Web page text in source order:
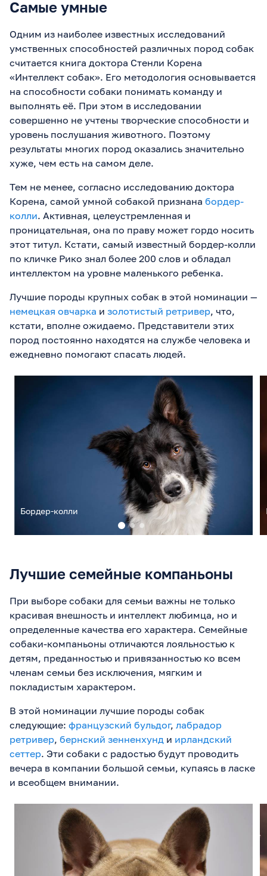
Самые умные
Одним из наиболее известных исследований
умственных способностей различных пород собак
считается книга доктора Стенли Корена
«Интеллект собак». Его методология основывается
на способности собаки понимать команду и
выполнять её. При этом в исследовании
совершенно не учтены творческие способности и
уровень послушания животного. Поэтому
результаты многих пород оказались значительно
хуже, чем есть на самом деле.
Тем не менее, согласно исследованию доктора
Корена, самой умной собакой признана бордер-
колли. Активная, целеустремленная и
проницательная, она по праву может гордо носить
этот титул. Кстати, самый известный бордер-колли
по кличке Рико знал более 200 слов и обладал
интеллектом на уровне маленького ребенка.
Лучшие породы крупных собак в этой номинации —
немецкая овчарка и золотистый ретривер, что,
кстати, вполне ожидаемо. Представители этих
пород постоянно находятся на службе человека и
ежедневно помогают спасать людей.
Бордер-колли
Лучшие семейные компаньоны
При выборе собаки для семьи важны не только
красивая внешность и интеллект любимца, но и
определенные качества его характера. Семейные
собаки-компаньоны отличаются лояльностью к
детям, преданностью и привязанностью ко всем
членам семьи без исключения, мягким и
покладистым характером.
В этой номинации лучшие породы собак
следующие: французский бульдог, лабрадор
ретривер, бернский зенненхунд и ирландский
сеттер. Эти собаки с радостью будут проводить
вечера в компании большой семьи, купаясь в ласке
и всеобщем внимании.